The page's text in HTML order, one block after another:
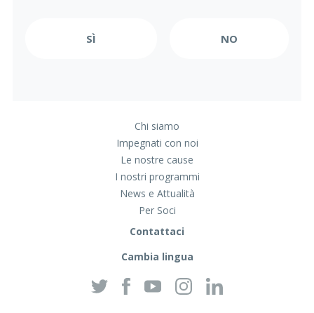
Chi siamo
Impegnati con noi
Le nostre cause
I nostri programmi
News e Attualità
Per Soci
Contattaci
Cambia lingua
TwitterFacebookYouTube Instagram